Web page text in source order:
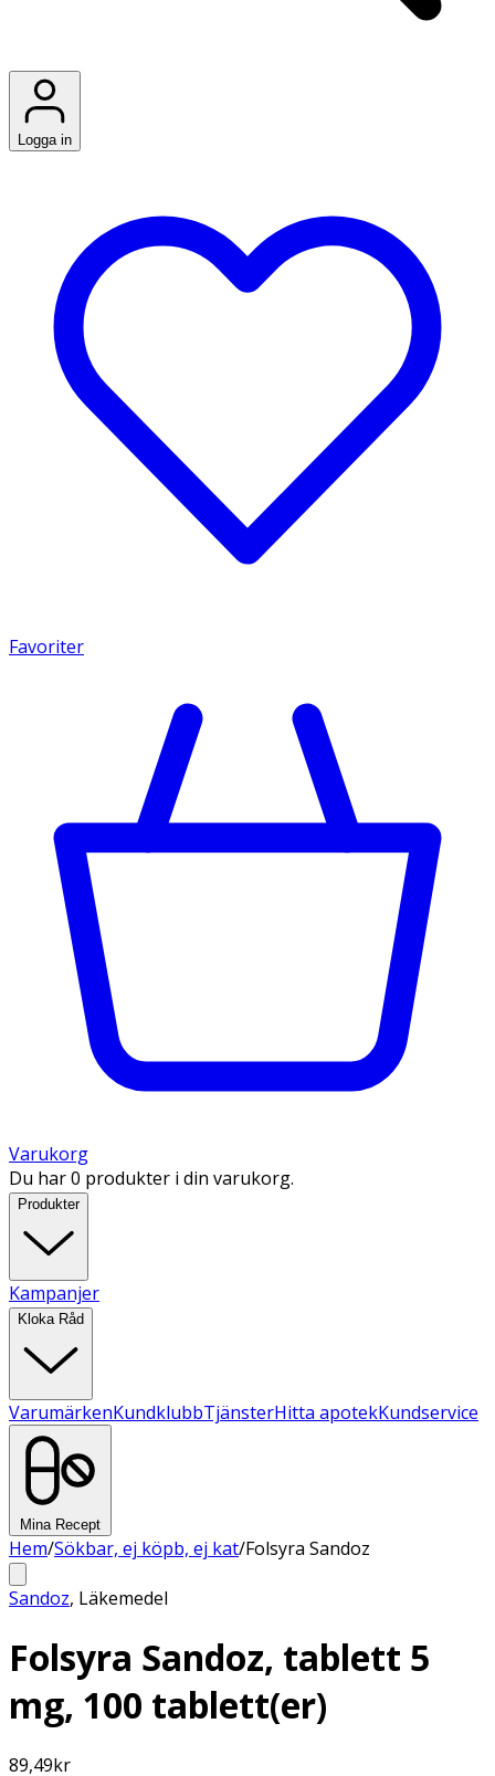
Logga in
Favoriter
Varukorg
Du har 0 produkter i din varukorg.
Produkter
Kampanjer
Kloka Råd
VarumärkenKundklubbTjänsterHitta apotekKundservice
Mina Recept
Hem/Sökbar, ej köpb, ej kat/Folsyra Sandoz
Sandoz, Läkemedel
Folsyra Sandoz, tablett 5
mg, 100 tablett(er)
89,49kr